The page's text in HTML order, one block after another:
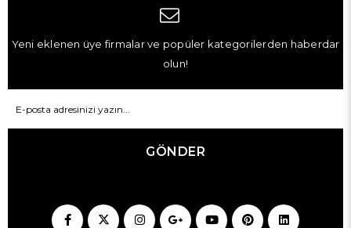
Yeni eklenen üye firmalar ve popüler kategorilerden haberdar
olun!
GÖNDER